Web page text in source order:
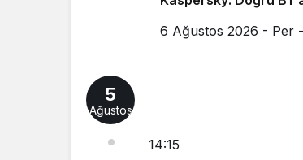
6 Ağustos 2026 - Per
5
Ağustos
14:15